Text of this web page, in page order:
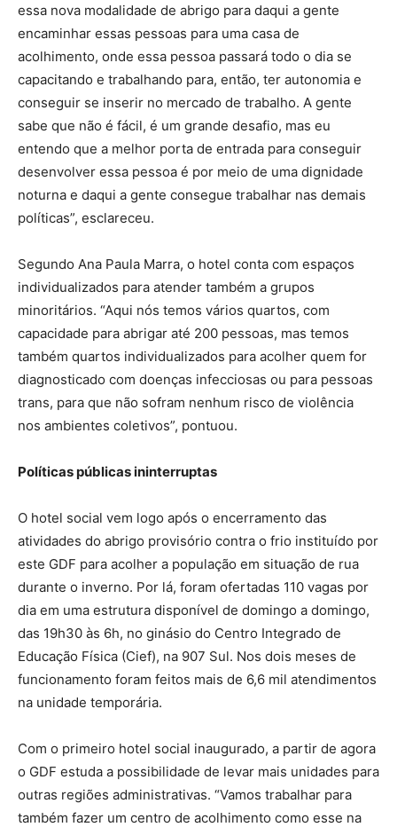
essa nova modalidade de abrigo para daqui a gente
encaminhar essas pessoas para uma casa de
acolhimento, onde essa pessoa passará todo o dia se
capacitando e trabalhando para, então, ter autonomia e
conseguir se inserir no mercado de trabalho. A gente
sabe que não é fácil, é um grande desafio, mas eu
entendo que a melhor porta de entrada para conseguir
desenvolver essa pessoa é por meio de uma dignidade
noturna e daqui a gente consegue trabalhar nas demais
políticas”, esclareceu.
Segundo Ana Paula Marra, o hotel conta com espaços
individualizados para atender também a grupos
minoritários. “Aqui nós temos vários quartos, com
capacidade para abrigar até 200 pessoas, mas temos
também quartos individualizados para acolher quem for
diagnosticado com doenças infecciosas ou para pessoas
trans, para que não sofram nenhum risco de violência
nos ambientes coletivos”, pontuou.
Políticas públicas ininterruptas
O hotel social vem logo após o encerramento das
atividades do abrigo provisório contra o frio instituído por
este GDF para acolher a população em situação de rua
durante o inverno. Por lá, foram ofertadas 110 vagas por
dia em uma estrutura disponível de domingo a domingo,
das 19h30 às 6h, no ginásio do Centro Integrado de
Educação Física (Cief), na 907 Sul. Nos dois meses de
funcionamento foram feitos mais de 6,6 mil atendimentos
na unidade temporária.
Com o primeiro hotel social inaugurado, a partir de agora
o GDF estuda a possibilidade de levar mais unidades para
outras regiões administrativas. “Vamos trabalhar para
também fazer um centro de acolhimento como esse na